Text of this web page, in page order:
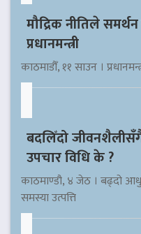
मौद्रिक नीतिले
प्रधानमन्त्री
काठमाडौँ, ११ साउन ।
बदलिँदो जीवनशैलीसँगै
उपचार विधि के ?
काठमाण्डौ, ४ जेठ । बढ्दो
समस्या उत्पत्ति